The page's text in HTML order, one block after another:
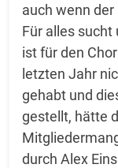
auch wenn der
Für alles sucht
ist für den
letzten Jahr
gehabt und
gestellt, hätte
durch Alex